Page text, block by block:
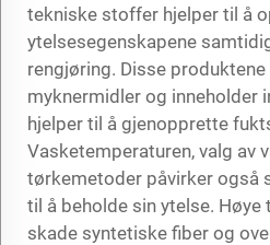
tekniske stoffer hjelper til å
ytelsesegenskapene
rengjøring. Disse
myknermidler og inneholder
hjelper til å gjenopprette
Vasketemperaturen, valg av
tørkemetoder påvirker også
til å beholde sin ytelse. Høye
skade syntetiske fiber og